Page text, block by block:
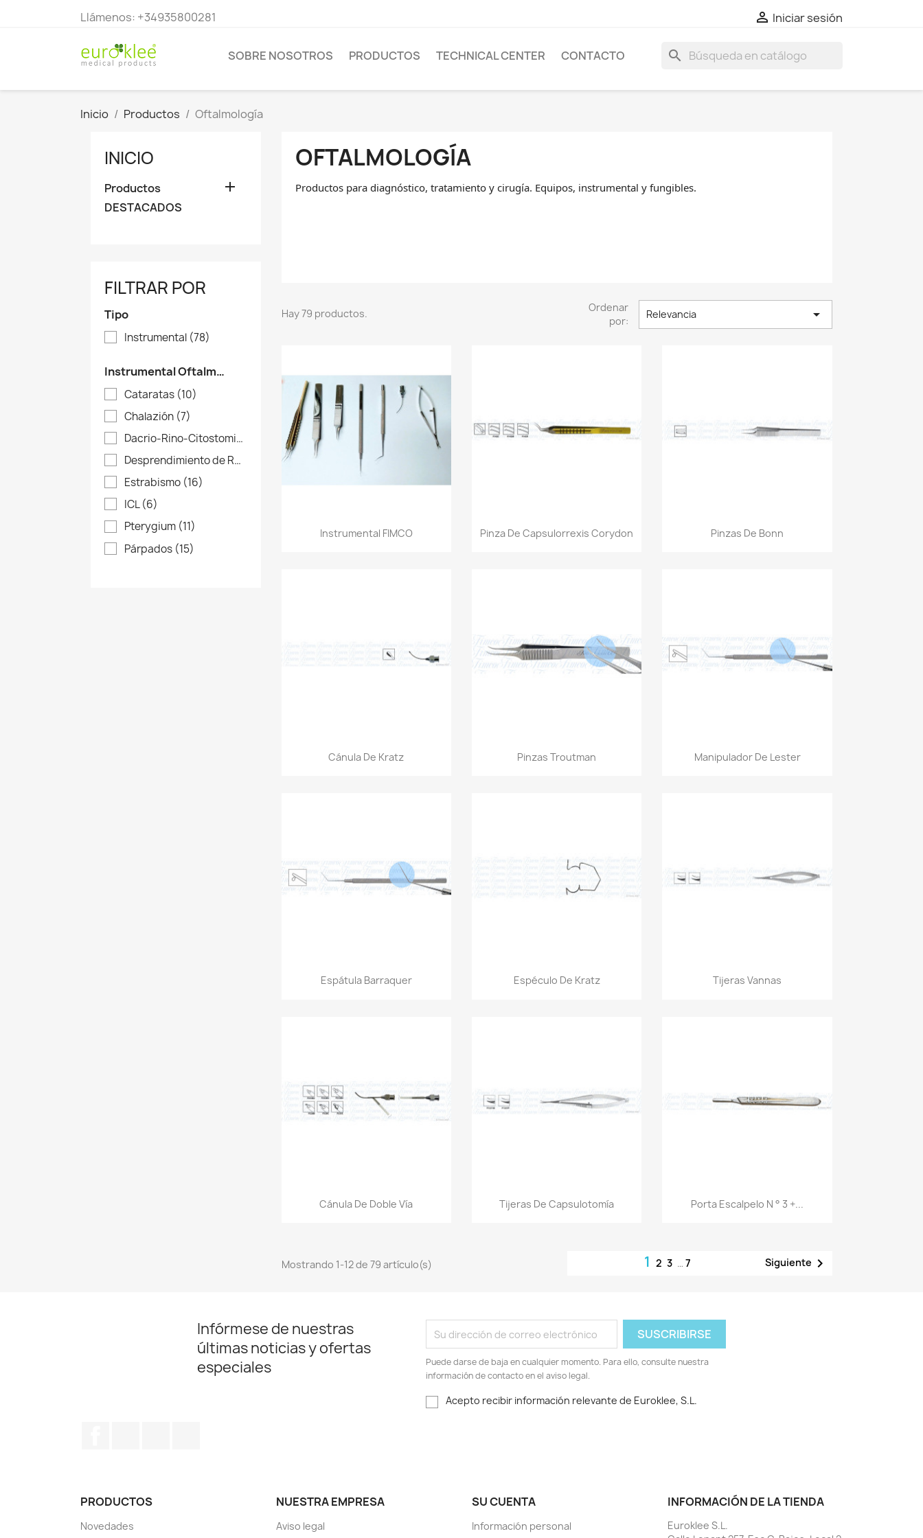
Llámenos: +34935800281  Iniciar sesión
SOBRE NOSOTROS PRODUCTOS TECHNICAL CENTER CONTACTO search
Inicio Productos Oftalmología
INICIO
Productos 
DESTACADOS
FILTRAR POR
Tipo
Instrumental (78)
Instrumental Oftalmología
Cataratas (10)
Chalazión (7)
Dacrio-Rino-Citostomia
Desprendimiento de Retina
Estrabismo (16)
ICL(6)
Pterygium (11)
Párpados (15)
OFTALMOLOGÍA
Productos para diagnóstico, tratamiento y cirugía. Equipos, instrumental y fungibles.
Hay 79 productos.
Ordenar
por:
Relevancia 
Vista rápida
Instrumental FIMCO Vista rápida
Pinza De Capsulorrexis Corydon Vista rápida
Pinzas De Bonn
Vista rápida
Cánula De Kratz Vista rápida
Pinzas Troutman Vista rápida
Manipulador De Lester
Vista rápida
Espátula Barraquer Vista rápida
Espéculo De Kratz Vista rápida
Tijeras Vannas
Vista rápida
Cánula De Doble Vía  Vista rápida
Tijeras De Capsulotomía Vista rápida
Porta Escalpelo N ° 3 +...
Mostrando 1-12 de 79 artículo(s) 1 2 3 … 7 Siguiente 
Infórmese de nuestras
últimas noticias y ofertas
especiales
Puede darse de baja en cualquier momento. Para ello, consulte nuestra
información de contacto en el aviso legal.
Acepto recibir información relevante de Euroklee, S.L.
PRODUCTOS
Novedades
NUESTRA EMPRESA
Aviso legal
SU CUENTA
Información personal
INFORMACIÓN DE LA TIENDA
Euroklee S.L.